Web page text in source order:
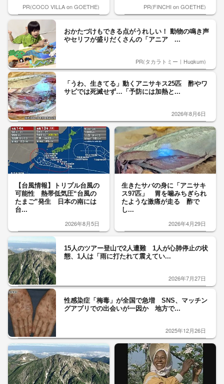
PR(COCO VILLA on GOETHE) PR(FINCHI on GOETHE)
おかたづけもできる点がうれしい！ 動物の鳴き声
やセリフが盛りだくさんの「アニア ...
PR(タカラトミー｜Hugkum)
「うわ、生きてる」動くアニサキス25匹 酢やワ
サビでは死滅せず…「予防には加熱と...
2026年8月6日
【台風情報】トリプル台風の
可能性 熱帯低気圧“台風の
たまご”発生 日本の南には
台...
2026年8月5日
生きたサバの身に「アニサキ
ス97匹」 胃を噛みちぎられ
たような激痛が走る 酢で
し...
2026年4月29日
15人のツアー登山で2人遭難 1人が心肺停止の状
態、1人は「雨に打たれて震えてい...
2026年7月27日
性感染症「梅毒」が全国で急増 SNS、マッチン
グアプリでの出会いが一因か 地方で...
2025年12月26日